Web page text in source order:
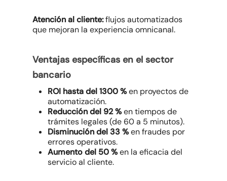
Atención al cliente:flujos automatizados
que mejoran la experiencia omnicanal.
Ventajas específicas en el sector
bancario
ROI hasta del 1300 %en proyectos de
automatización.
Reducción del 92 %en tiempos de
trámites legales (de 60 a 5 minutos).
Disminución del 33 %en fraudes por
errores operativos.
Aumento del 50 %en la eficacia del
servicio al cliente.